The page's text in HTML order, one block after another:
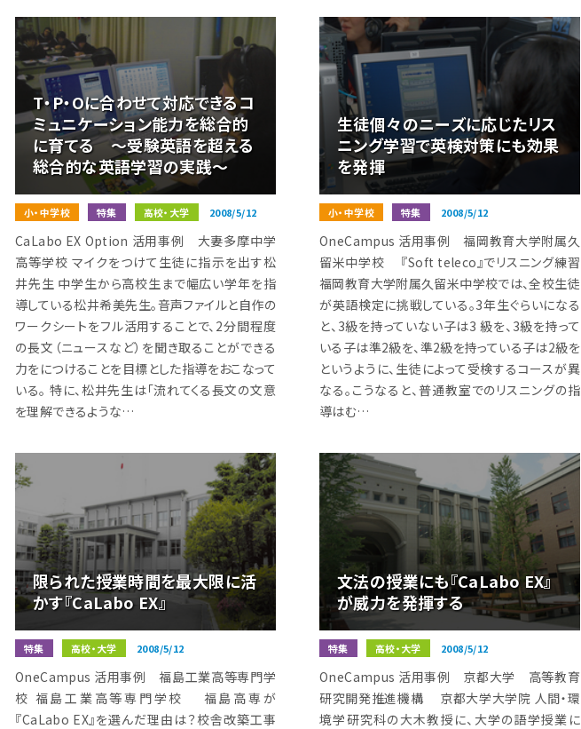
T・P・Oに合わせて対応できるコ
ミュニケーション能力を総合的
に育てる 〜受験英語を超える
総合的な英語学習の実践〜
小・中学校 特集 高校・大学 2008/5/12
CaLabo EX Option 活用事例 大妻多摩中学
高等学校 マイクをつけて生徒に指示を出す松
井先生 中学生から高校生まで幅広い学年を指
導している松井希美先生。音声ファイルと自作の
ワークシートをフル活用することで、2分間程度
の長文（ニュースなど）を聞き取ることができる
力をにつけることを目標とした指導をおこなって
いる｡ 特に、松井先生は「流れてくる長文の文意
を理解できるような…
生徒個々のニーズに応じたリス
ニング学習で英検対策にも効果
を発揮
小・中学校 特集 2008/5/12
OneCampus 活用事例 福岡教育大学附属久
留米中学校 『Soft teleco』でリスニング練習
福岡教育大学附属久留米中学校では、全校生徒
が英語検定に挑戦している。3年生ぐらいになる
と、3級を持っていない子は3 級を、3級を持って
いる子は準2級を、準2級を持っている子は2級を
というように、生徒によって受検するコースが異
なる。こうなると、普通教室でのリスニングの指
導はむ…
限られた授業時間を最大限に活
かす『CaLabo EX』
特集 高校・大学 2008/5/12
OneCampus 活用事例 福島工業高等専門学
校 福島工業高等専門学校 福島高専が
『CaLabo EX』を選んだ理由は？校舎改築工事
文法の授業にも『CaLabo EX』
が威力を発揮する
特集 高校・大学 2008/5/12
OneCampus 活用事例 京都大学 高等教育
研究開発推進機構 京都大学大学院 人間・環
境学研究科の大木教授に、大学の語学授業に